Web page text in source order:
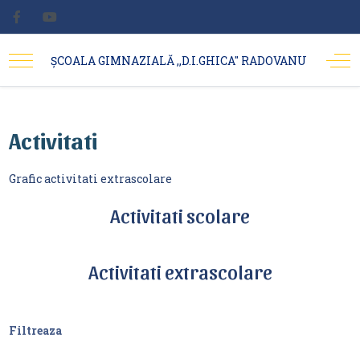
ȘCOALA GIMNAZIALĂ ,,D.I.GHICA'' RADOVANU
Activitati
Grafic activitati extrascolare
Activitati scolare
Activitati extrascolare
Filtreaza